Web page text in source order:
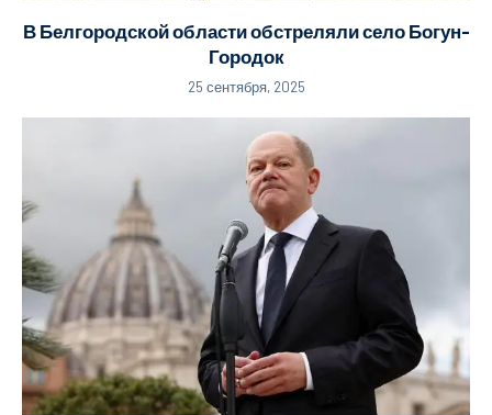
В Белгородской области обстреляли село Богун-
Городок
25 сентября, 2025